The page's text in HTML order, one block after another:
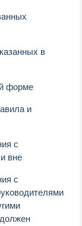
в
форме
и
с
вне
с